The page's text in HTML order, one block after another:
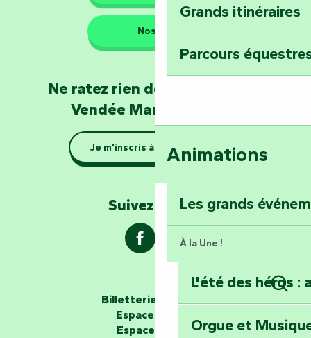
Se la couler
barque dans le
Explorez la
Les passeurs d'histoires
Partez en
Grands itinéraires
Parcours
Animations
Les grands
À la Une !
L'été des héros :
Orgue et
Nos QG
Ne ratez rien de l'actualité en
Vendée Marais Poitevin
Je m'inscris à la newsletter
Suivez-nous !
Billetterie en ligne
Espace groupe
Espace presse